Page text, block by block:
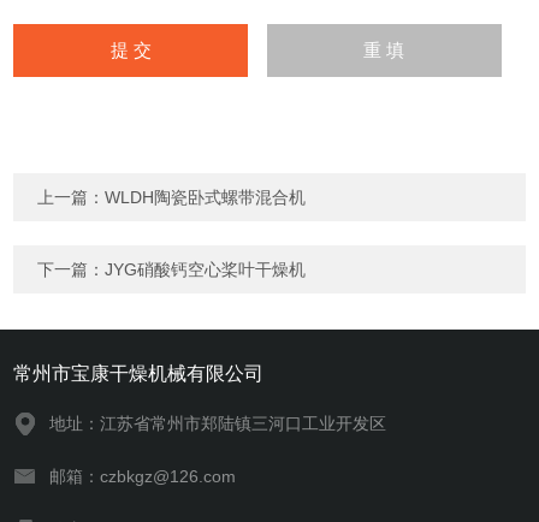
上一篇：WLDH陶瓷卧式螺带混合机
下一篇：JYG硝酸钙空心桨叶干燥机
常州市宝康干燥机械有限公司
地址：江苏省常州市郑陆镇三河口工业开发区
邮箱：czbkgz@126.com